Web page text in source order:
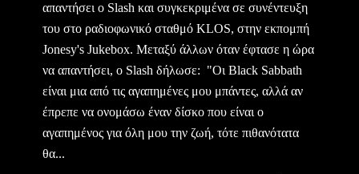
απαντήσει ο Slash και συγκεκριμένα σε συνέντευξη
του στο ραδιοφωνικό σταθμό KLOS, στην εκπομπή
Jonesy's Jukebox. Μεταξύ άλλων όταν έφτασε η ώρα
να απαντήσει, ο Slash δήλωσε: "Οι Black Sabbath
είναι μια από τις αγαπημένες μου μπάντες, αλλά αν
έπρεπε να ονομάσω έναν δίσκο που είναι ο
αγαπημένος για όλη μου την ζωή, τότε πιθανότατα
θα...